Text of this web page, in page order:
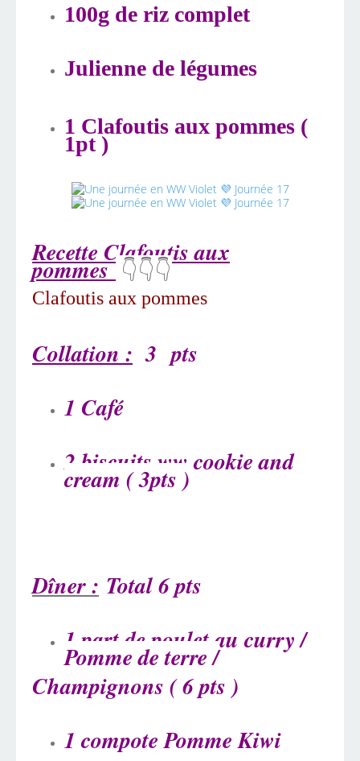
100g de riz complet
Julienne de légumes
1 Clafoutis aux pommes (
1pt )
Recette Clafoutis aux
pommes 👇👇👇
Clafoutis aux pommes
Collation : 3pts
1 Café
2 biscuits ww cookie and
cream ( 3pts )
Dîner : Total 6 pts
1 part de poulet au curry /
Pomme de terre /
Champignons ( 6 pts )
1 compote Pomme Kiwi